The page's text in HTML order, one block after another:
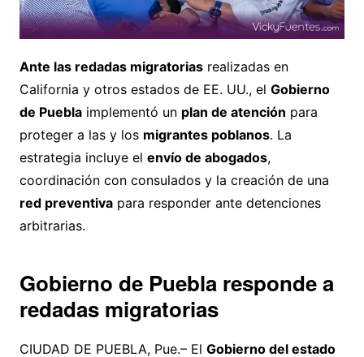
Ante las redadas migratoriasrealizadas en
California y otros estados de EE. UU., el Gobierno
de Pueblaimplementó un plan de atención para
proteger a las y los migrantes poblanos. La
estrategia incluye el envío de abogados,
coordinación con consulados y la creación de una
red preventivapara responder ante detenciones
arbitrarias.
Gobierno de Puebla responde a
redadas migratorias
CIUDAD DE PUEBLA, Pue.– El Gobierno del estado